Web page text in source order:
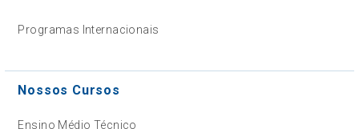
Programas Internacionais
Nossos Cursos
Ensino Médio Técnico